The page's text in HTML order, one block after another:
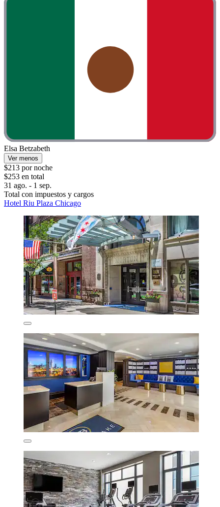
Elsa Betzabeth
Ver menos
$213 por noche
$253 en total
31 ago. - 1 sep.
Total con impuestos y cargos
Hotel Riu Plaza Chicago